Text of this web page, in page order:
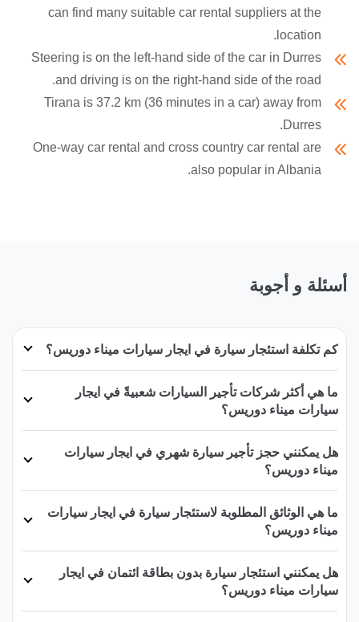
can find many suitable car rental suppliers at the
location.
Steering is on the left-hand side of the car in Durres
and driving is on the right-hand side of the road.
Tirana is 37.2 km (36 minutes in a car) away from
Durres.
One-way car rental and cross country car rental are
also popular in Albania.
أسئلة و أجوبة
كم تكلفة استئجار سيارة في ايجار سيارات ميناء دوريس؟
ما هي أكثر شركات تأجير السيارات شعبيةً في ايجار
سيارات ميناء دوريس؟
هل يمكنني حجز تأجير سيارة شهري في ايجار سيارات
ميناء دوريس؟
ما هي الوثائق المطلوبة لاستئجار سيارة في ايجار سيارات
ميناء دوريس؟
هل يمكنني استئجار سيارة بدون بطاقة ائتمان في ايجار
سيارات ميناء دوريس؟